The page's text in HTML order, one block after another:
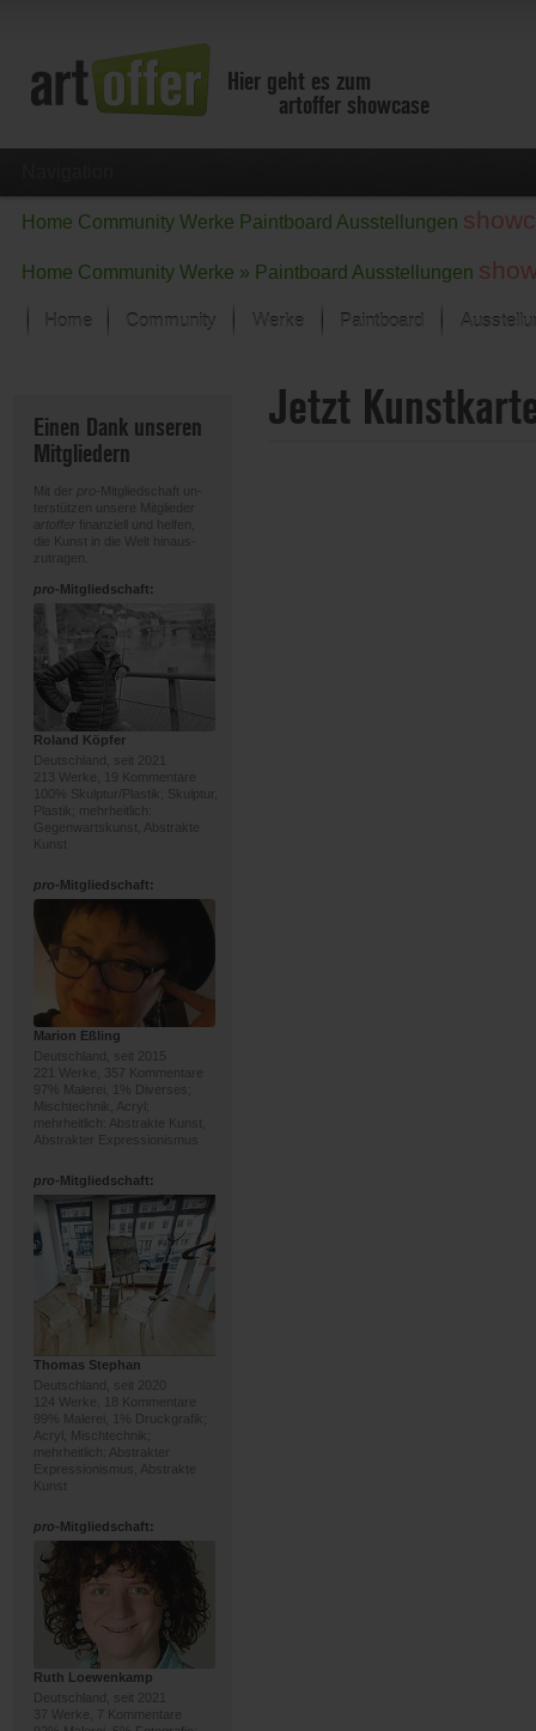
Hier geht es zum
artoffer showcase
Home Community Werke Paintboard Ausstellungen
Home Community Werke » Paintboard Ausstellungen
Home Community Werke
Der letzte Monat im Fokus
Alle Fokus-Werke
Paintboard
Einen Dank unseren
Mitgliedern
Mit der pro
-Mitgliedschaft un-
terstützen unsere Mitglieder
artoffer finanziell und helfen,
die Kunst in die Welt hinaus-
zutragen.
pro-Mitgliedschaft:
Roland Köpfer
Deutschland, seit 2021
213 Werke, 19 Kommentare
100% Skulptur/Plastik; Skulptur,
Plastik; mehrheitlich:
Gegenwartskunst, Abstrakte
Kunst
pro-Mitgliedschaft:
Marion Eßling
Deutschland, seit 2015
221 Werke, 357 Kommentare
97% Malerei, 1% Diverses;
Mischtechnik, Acryl;
mehrheitlich: Abstrakte Kunst,
Abstrakter Expressionismus
pro-Mitgliedschaft:
Thomas Stephan
Deutschland, seit 2020
124 Werke, 18 Kommentare
99% Malerei, 1% Druckgrafik;
Acryl, Mischtechnik;
mehrheitlich: Abstrakter
Expressionismus, Abstrakte
Kunst
pro-Mitgliedschaft:
Ruth Loewenkamp
Deutschland, seit 2021
37 Werke, 7 Kommentare
Jetzt